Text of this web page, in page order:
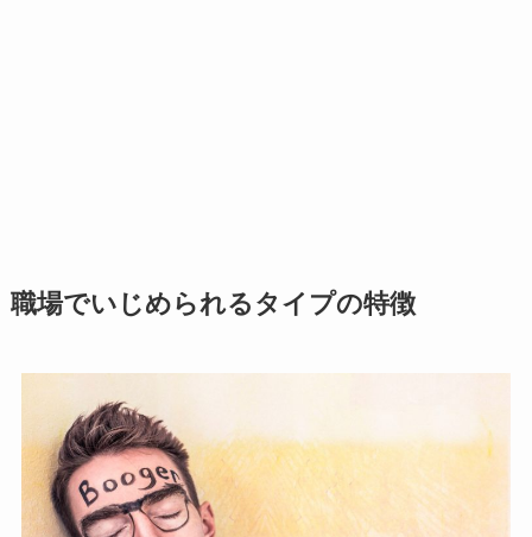
職場でいじめられるタイプの特徴